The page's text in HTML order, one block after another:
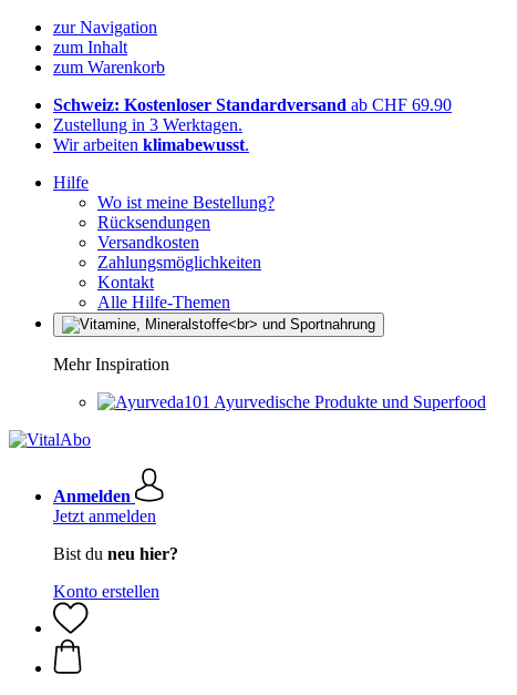
zur Navigation
zum Inhalt
zum Warenkorb
Schweiz: Kostenloser Standardversand ab CHF 69.90
Zustellung in 3 Werktagen.
Wir arbeiten klimabewusst.
Hilfe
Wo ist meine Bestellung?
Rücksendungen
Versandkosten
Zahlungsmöglichkeiten
Kontakt
Alle Hilfe-Themen
Mehr Inspiration
Ayurvedische Produkte und Superfood
Anmelden
Jetzt anmelden
Bist du neu hier?
Konto erstellen